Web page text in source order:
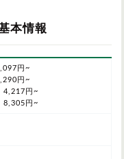
本情報
円~
円~
4,217円~
8,305円~